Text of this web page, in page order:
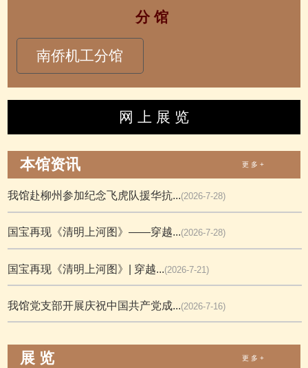
分 馆
南侨机工分馆
网 上 展 览
本馆资讯 更 多 +
我馆赴柳州参加纪念飞虎队援华抗...(2026-7-28)
国宝再现《清明上河图》——穿越...(2026-7-28)
国宝再现《清明上河图》| 穿越...(2026-7-21)
我馆党支部开展庆祝中国共产党成...(2026-7-16)
展 览 更 多 +